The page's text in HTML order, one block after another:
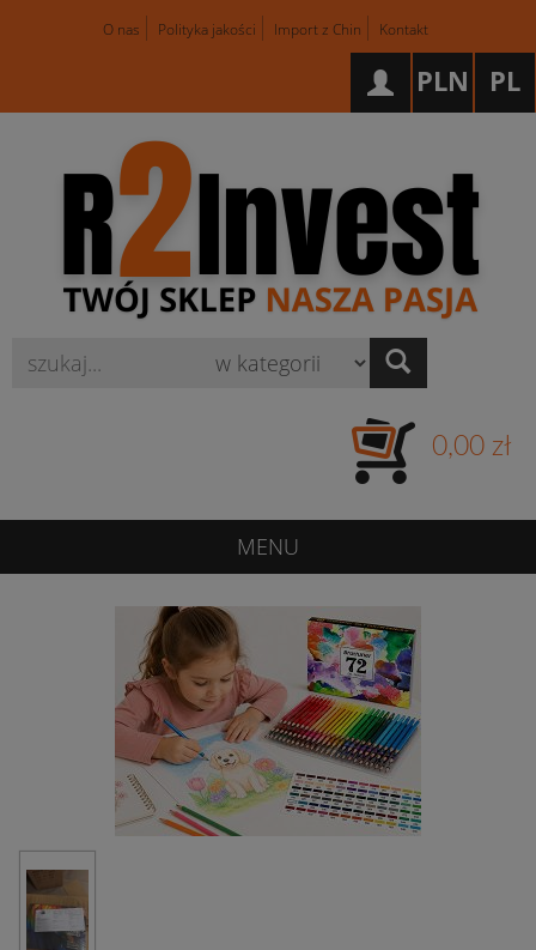
O nas Polityka jakości Import z Chin Kontakt
PL
PLN
0,00 zł
MENU